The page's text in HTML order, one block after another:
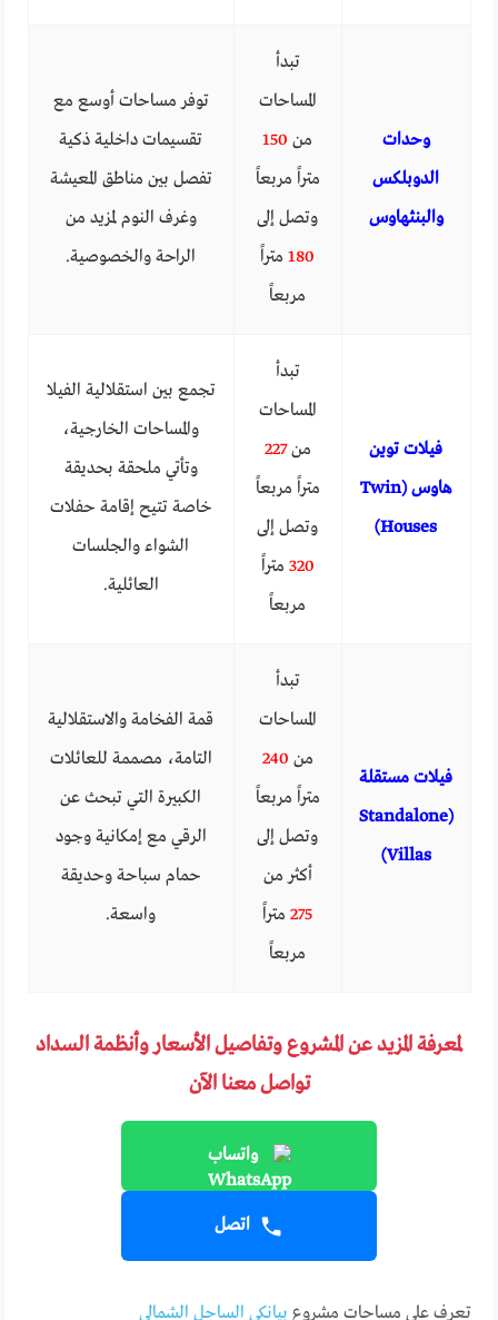
وحدات
الدوبلكس
والبنثهاوس
تبدأ
المساحات
من 150
متراً مربعاً
وتصل إلى
180متراً
مربعاً
توفر مساحات أوسع مع
تقسيمات داخلية ذكية
تفصل بين مناطق المعيشة
وغرف النوم لمزيد من
الراحة والخصوصية.
فيلات توين
هاوس (Twin
Houses)
تبدأ
المساحات
من227
متراً مربعاً
وتصل إلى
320 متراً
مربعاً
تجمع بين استقلالية الفيلا
والمساحات الخارجية،
وتأتي ملحقة بحديقة
خاصة تتيح إقامة حفلات
الشواء والجلسات
العائلية.
فيلات مستقلة
(Standalone
Villas)
تبدأ
المساحات
من 240
متراً مربعاً
وتصل إلى
أكثر من
275متراً
مربعاً
قمة الفخامة والاستقلالية
التامة، مصممة للعائلات
الكبيرة التي تبحث عن
الرقي مع إمكانية وجود
حمام سباحة وحديقة
واسعة.
لمعرفة المزيد عن المشروع وتفاصيل الأسعار وأنظمة السداد
تواصل معنا الآن
واتساب
اتصل
تعرف على مساحات مشروع بيانكي الساحل الشمالي